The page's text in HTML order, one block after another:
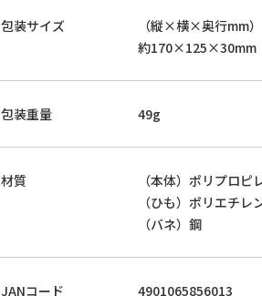
包装サイズ
（縦×横×奥行mm）
約170×125×30mm
包装重量 49g
材質
（本体）ポリプロピ
（ひも）ポリエチレ
（バネ）鋼
JANコード 4901065856013